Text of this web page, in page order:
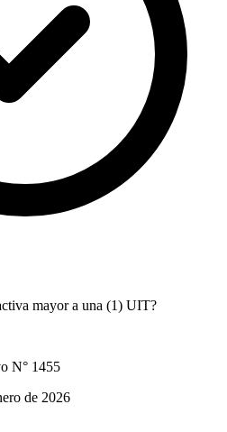
mayor a una (1) UIT?
N° 1455
de 2026